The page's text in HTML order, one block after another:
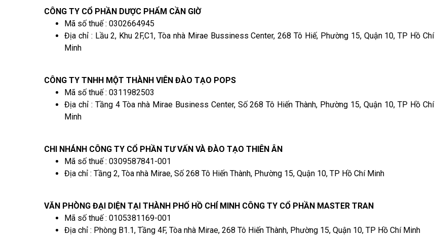
CÔNG TY CỔ PHẦN DƯỢC PHẨM CẦN GIỜ
Mã số thuế : 0302664945
Địa chỉ : Lầu 2, Khu 2F,C1, Tòa nhà Mirae Bussiness Center, 268 Tô Hiế, Phường 15, Quận 10, TP Hồ Chí
Minh
CÔNG TY TNHH MỘT THÀNH VIÊN ĐÀO TẠO POPS
Mã số thuế : 0311982503
Địa chỉ : Tầng 4 Tòa nhà Mirae Business Center, Số 268 Tô Hiến Thành, Phường 15, Quận 10, TP Hồ Chí
Minh
CHI NHÁNH CÔNG TY CỔ PHẦN TƯ VẤN VÀ ĐÀO TẠO THIÊN ÂN
Mã số thuế : 0309587841-001
Địa chỉ : Tầng 2, Tòa nhà Mirae, Số 268 Tô Hiến Thành, Phường 15, Quận 10, TP Hồ Chí Minh
VĂN PHÒNG ĐẠI DIỆN TẠI THÀNH PHỐ HỒ CHÍ MINH CÔNG TY CỔ PHẦN MASTER TRAN
Mã số thuế : 0105381169-001
Địa chỉ : Phòng B1.1, Tầng 4F, Tòa nhà Mirae, 268 Tô Hiến Thành, Phường 15, Quận 10, TP Hồ Chí Minh